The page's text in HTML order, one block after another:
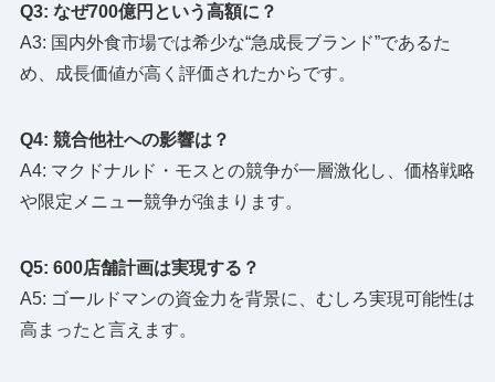
Q3: なぜ700億円という高額に？
A3: 国内外食市場では希少な“急成長ブランド”であるた
め、成長価値が高く評価されたからです。
Q4: 競合他社への影響は？
A4: マクドナルド・モスとの競争が一層激化し、価格戦略
や限定メニュー競争が強まります。
Q5: 600店舗計画は実現する？
A5: ゴールドマンの資金力を背景に、むしろ実現可能性は
高まったと言えます。